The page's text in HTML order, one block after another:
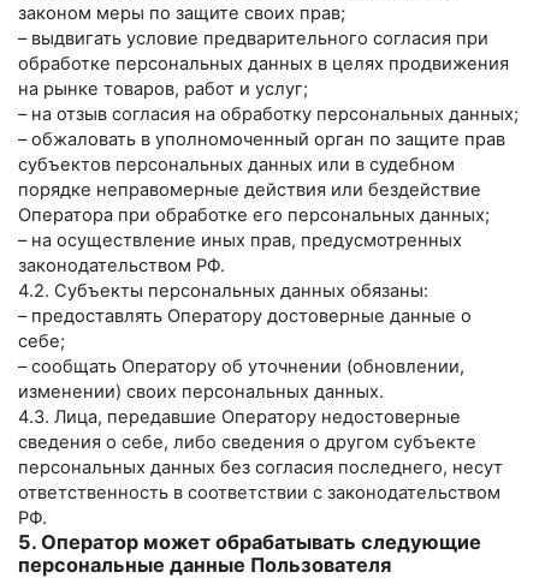
законом меры по защите своих прав;
– выдвигать условие предварительного согласия при
обработке персональных данных в целях продвижения
на рынке товаров, работ и услуг;
– на отзыв согласия на обработку персональных данных;
– обжаловать в уполномоченный орган по защите прав
субъектов персональных данных или в судебном
порядке неправомерные действия или бездействие
Оператора при обработке его персональных данных;
– на осуществление иных прав, предусмотренных
законодательством РФ.
4.2. Субъекты персональных данных обязаны:
– предоставлять Оператору достоверные данные о
себе;
– сообщать Оператору об уточнении (обновлении,
изменении) своих персональных данных.
4.3. Лица, передавшие Оператору недостоверные
сведения о себе, либо сведения о другом субъекте
персональных данных без согласия последнего, несут
ответственность в соответствии с законодательством
РФ.
5. Оператор может обрабатывать следующие
персональные данные Пользователя